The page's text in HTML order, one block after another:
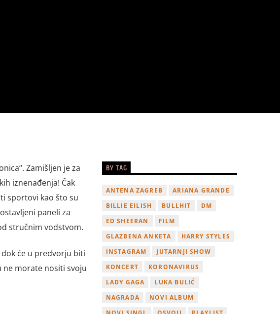
Zamišljen je za
iznenađenja! Čak
sportovi kao što su
paneli za
stručnim vodstvom.
će u predvorju biti
ne morate nositi svoju
BY TAG
ANTENA ZAGREB
ARIANA GRANDE
BILLIE EILISH
BULLHIT
DM
ED SHEERAN
FILM
GLAZBENA ANKETA
HARRY STYLES
INSTAGRAM
JUTARNJI SHOW
KONCERT
KORONAVIRUS
LADY GAGA
LUKA BULIĆ
NAGRADA
NOVI ALBUM